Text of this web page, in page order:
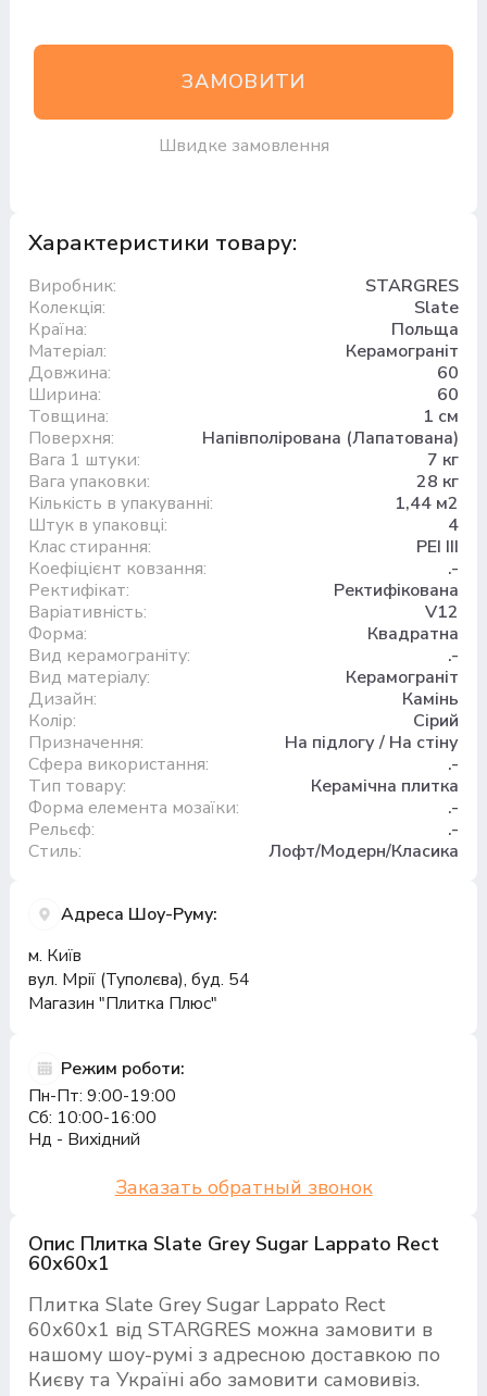
ЗАМОВИТИ
Швидке замовлення
Опис Плитка Slate Grey Sugar Lappato Rect
60х60х1
Плитка Slate Grey Sugar Lappato Rect
60х60х1 від STARGRES можна замовити в
нашому шоу-румі з адресною доставкою по
Києву та Україні або замовити самовивіз.
Характеристики товару:
Виробник:
STARGRES
Колекція:
Slate
Країна:
Польща
Матеріал:
Керамограніт
Довжина:
60
Ширина:
60
Товщина:
1 см
Поверхня:
Напівполірована (Лапатована)
Вага 1 штуки:
7 кг
Вага упаковки:
28 кг
Кількість в упакуванні:
1,44 м2
Штук в упаковці:
4
Клас стирання:
PEI III
Коефіцієнт ковзання:
.-
Ректифікат:
Ректифікована
Варіативність:
V12
Форма:
Квадратна
Вид керамограніту:
.-
Вид матеріалу:
Керамограніт
Дизайн:
Камінь
Колір:
Сірий
Призначення:
На підлогу / На стіну
Сфера використання:
.-
Тип товару:
Керамічна плитка
Форма елемента мозаїки:
.-
Рельєф:
.-
Стиль:
Лофт/Модерн/Класика
Адреса Шоу-Руму:
м. Київ
вул. Мрії (Туполєва), буд. 54
Магазин "Плитка Плюс"
Режим роботи:
Пн-Пт: 9:00-19:00
Сб: 10:00-16:00
Нд - Вихідний
Заказать обратный звонок